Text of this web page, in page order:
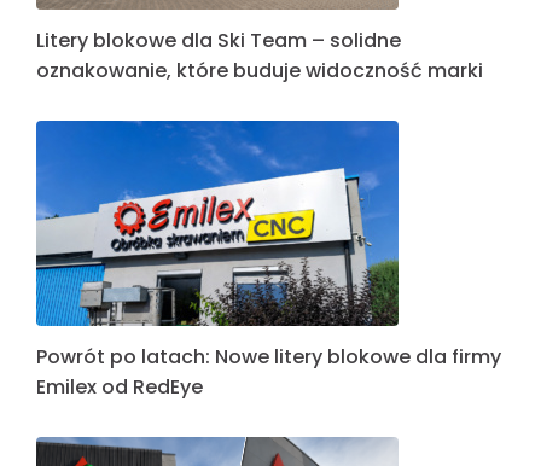
Litery blokowe dla Ski Team – solidne
oznakowanie, które buduje widoczność marki
Powrót po latach: Nowe litery blokowe dla firmy
Emilex od RedEye